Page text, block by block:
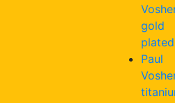
gold
plated
Paul